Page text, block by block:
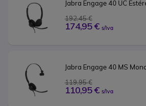
Jabra Engage 40 UC
192,45 €
174,95 € s/Iva
Jabra Engage 40 MS
119,95 €
110,95 € s/Iva